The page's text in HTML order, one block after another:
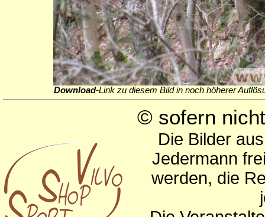
Download-Link zu diesem Bild in noch höherer
© sofern
Die Bilder
Jedermann
werden, die